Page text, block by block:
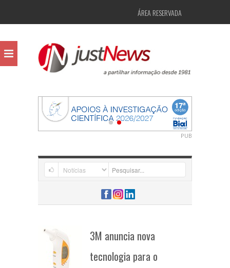
ÁREA RESERVADA
PUB
3M anuncia nova
tecnologia para o